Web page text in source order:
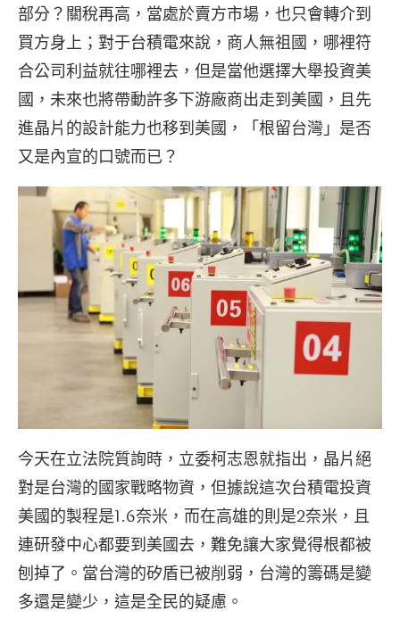
部分？關稅再高，當處於賣方市場，也只會轉介到
買方身上；對于台積電來說，商人無祖國，哪裡符
合公司利益就往哪裡去，但是當他選擇大舉投資美
國，未來也將帶動許多下游廠商出走到美國，且先
進晶片的設計能力也移到美國，「根留台灣」是否
又是內宣的口號而已？
今天在立法院質詢時，立委柯志恩就指出，晶片絕
對是台灣的國家戰略物資，但據說這次台積電投資
美國的製程是1.6奈米，而在高雄的則是2奈米，且
連研發中心都要到美國去，難免讓大家覺得根都被
刨掉了。當台灣的矽盾已被削弱，台灣的籌碼是變
多還是變少，這是全民的疑慮。